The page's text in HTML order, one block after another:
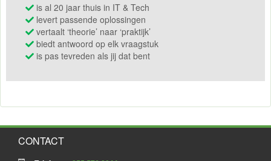
is al 20 jaar thuis in IT & Tech
levert passende oplossingen
vertaalt ‘theorie’ naar ‘praktijk’
biedt antwoord op elk vraagstuk
is pas tevreden als jij dat bent
CONTACT